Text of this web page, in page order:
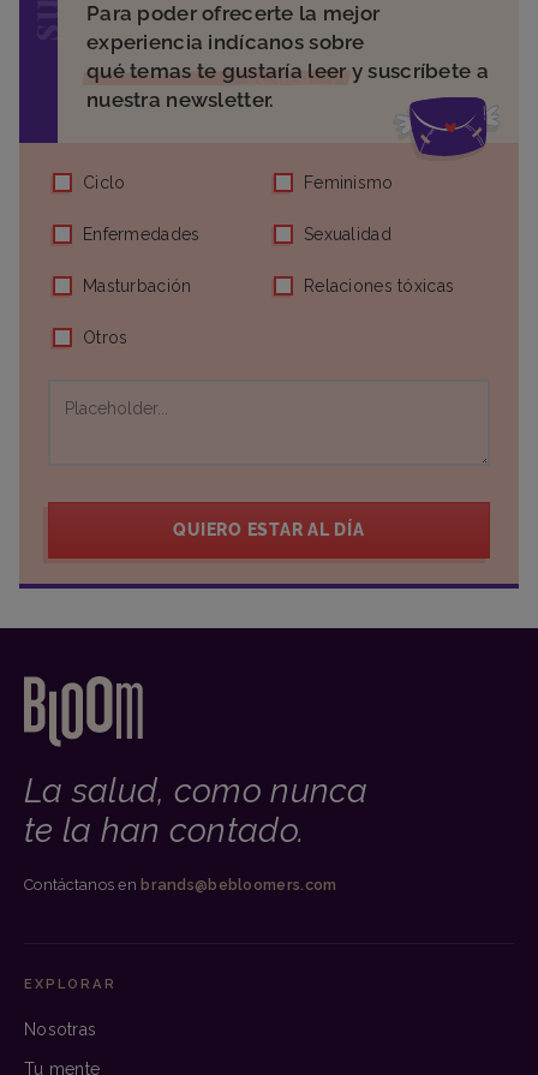
Para poder ofrecerte la mejor
experiencia indícanos sobre
qué temas te gustaría leer y suscríbete a
nuestra newsletter.
Ciclo Feminismo
Enfermedades Sexualidad
Masturbación Relaciones tóxicas
Otros
QUIERO ESTAR AL DÍA
La salud, como nunca
te la han contado.
Contáctanos en brands@bebloomers.com
EXPLORAR
Nosotras
Tu mente